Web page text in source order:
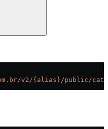
v2/{alias}/public/